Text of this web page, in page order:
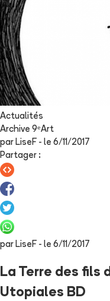
Actualités
Archive 9ᵉArt
par LiseF - le 6/11/2017
Partager :
par LiseF - le 6/11/2017
La Terre des fils
Utopiales BD